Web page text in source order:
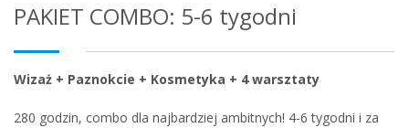
PAKIET COMBO: 5-6 tygodni
Wizaż + Paznokcie + Kosmetyka + 4 warsztaty
280 godzin, combo dla najbardziej ambitnych! 4-6 tygodni i za